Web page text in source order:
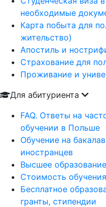
необходимые
Карта побыта для
жительство)
Апостиль и
Страхование для
Проживание и
Для абитуриента
FAQ. Ответы на
обучении в Польше
Обучение на
иностранцев
Высшее
Стоимость
Бесплатное
гранты, стипендии